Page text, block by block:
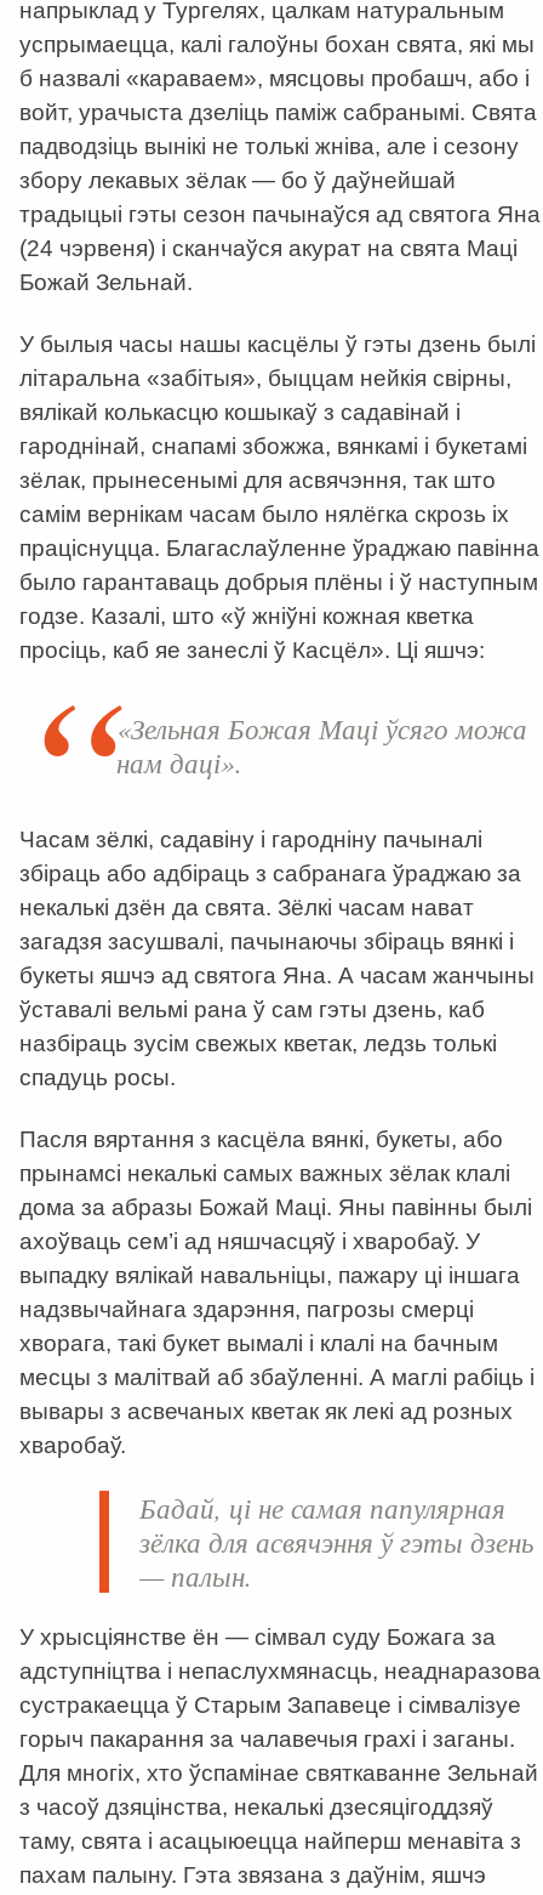
напрыклад у Тургелях, цалкам натуральным
успрымаецца, калі галоўны бохан свята, які мы
б назвалі «караваем», мясцовы пробашч, або і
войт, урачыста дзеліць паміж сабранымі. Свята
падводзіць вынікі не толькі жніва, але і сезону
збору лекавых зёлак — бо ў даўнейшай
традыцыі гэты сезон пачынаўся ад святога Яна
(24 чэрвеня) і сканчаўся акурат на свята Маці
Божай Зельнай.
У былыя часы нашы касцёлы ў гэты дзень былі
літаральна «забітыя», быццам нейкія свірны,
вялікай колькасцю кошыкаў з садавінай і
гароднінай, снапамі збожжа, вянкамі і букетамі
зёлак, прынесенымі для асвячэння, так што
самім вернікам часам было нялёгка скрозь іх
праціснуцца. Благаслаўленне ўраджаю павінна
было гарантаваць добрыя плёны і ў наступным
годзе. Казалі, што «ў жніўні кожная кветка
просіць, каб яе занеслі ў Касцёл». Ці яшчэ:
«Зельная Божая Маці ўсяго можа
нам даці».
Часам зёлкі, садавіну і гародніну пачыналі
збіраць або адбіраць з сабранага ўраджаю за
некалькі дзён да свята. Зёлкі часам нават
загадзя засушвалі, пачынаючы збіраць вянкі і
букеты яшчэ ад святога Яна. А часам жанчыны
ўставалі вельмі рана ў сам гэты дзень, каб
назбіраць зусім свежых кветак, ледзь толькі
спадуць росы.
Пасля вяртання з касцёла вянкі, букеты, або
прынамсі некалькі самых важных зёлак клалі
дома за абразы Божай Маці. Яны павінны былі
ахоўваць сем’і ад няшчасцяў і хваробаў. У
выпадку вялікай навальніцы, пажару ці іншага
надзвычайнага здарэння, пагрозы смерці
хворага, такі букет вымалі і клалі на бачным
месцы з малітвай аб збаўленні. А маглі рабіць і
вывары з асвечаных кветак як лекі ад розных
хваробаў.
Бадай, ці не самая папулярная
зёлка для асвячэння ў гэты дзень
— палын.
У хрысціянстве ён — сімвал суду Божага за
адступніцтва і непаслухмянасць, неаднаразова
сустракаецца ў Старым Запавеце і сімвалізуе
горыч пакарання за чалавечыя грахі і заганы.
Для многіх, хто ўспамінае святкаванне Зельнай
з часоў дзяцінства, некалькі дзесяцігоддзяў
таму, свята і асацыюецца найперш менавіта з
пахам палыну. Гэта звязана з даўнім, яшчэ